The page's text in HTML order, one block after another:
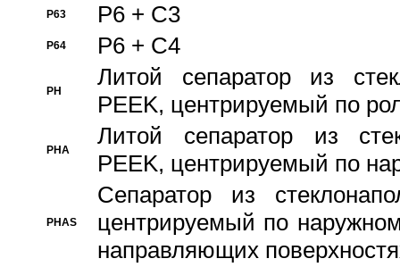
P63 P6 + C3
P64 P6 + C4
PH
Литой сепаратор из
PEEK, центрируемый по
PHA
Литой сепаратор из
PEEK, центрируемый по
PHAS
Сепаратор из
центрируемый по
направляющих